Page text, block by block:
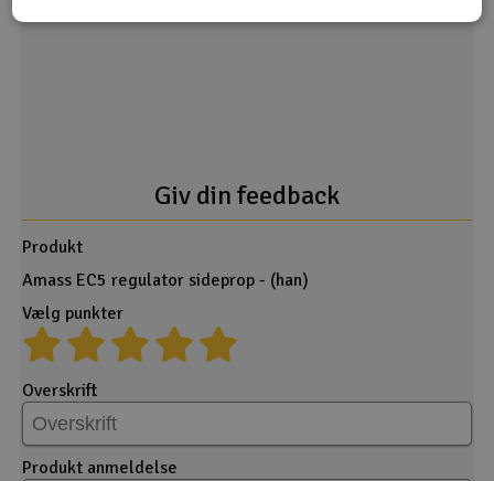
Giv din feedback
Produkt
Amass EC5 regulator sideprop - (han)
Vælg punkter
Overskrift
Produkt anmeldelse